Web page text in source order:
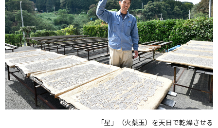
「星」（火薬玉）を天日で乾燥させる